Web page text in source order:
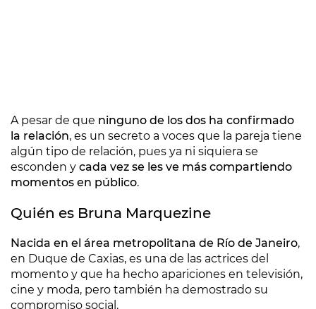
A pesar de que ninguno de los dos ha confirmado
la relación, es un secreto a voces que la pareja tiene
algún tipo de relación, pues ya ni siquiera se
esconden y cada vez se les ve más compartiendo
momentos en público.
Quién es Bruna Marquezine
Nacida en el área metropolitana de Río de Janeiro,
en Duque de Caxias, es una de las actrices del
momento y que ha hecho apariciones en televisión,
cine y moda, pero también ha demostrado su
compromiso social.